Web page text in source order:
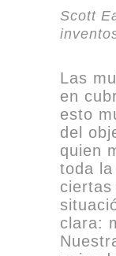
Scott
Las
en
esto
del
quien
toda
ciertas
clara: